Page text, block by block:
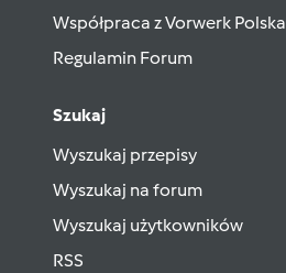
Współpraca z Vorwerk Polska
Regulamin Forum
Szukaj
Wyszukaj przepisy
Wyszukaj na forum
Wyszukaj użytkowników
RSS